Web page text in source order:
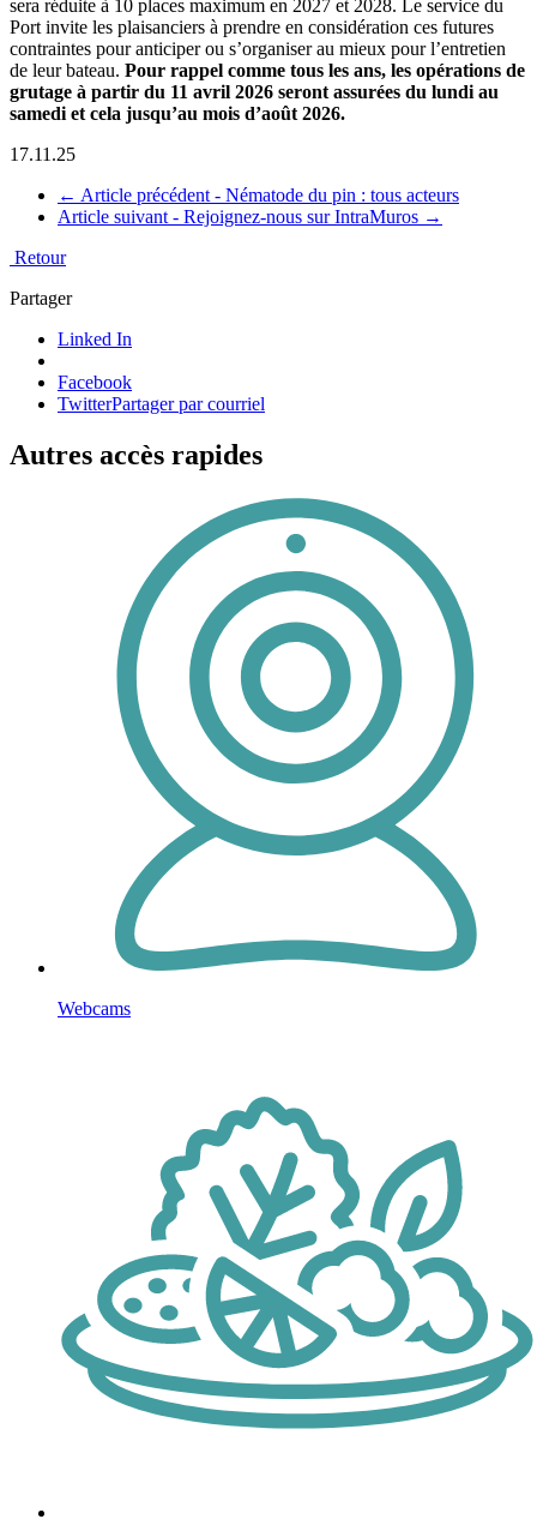
sera réduite à 10 places maximum en 2027 et 2028. Le service du
Port invite les plaisanciers à prendre en considération ces futures
contraintes pour anticiper ou s’organiser au mieux pour l’entretien
de leur bateau. Pour rappel comme tous les ans, les opérations de
grutage à partir du 11 avril 2026 seront assurées du lundi au
samedi et cela jusqu’au mois d’août 2026.
17.11.25
← Article précédent - Nématode du pin : tous acteurs
Article suivant - Rejoignez-nous sur IntraMuros →
Retour
Partager
Linked In
Facebook
TwitterPartager par courriel
Autres accès rapides
Webcams